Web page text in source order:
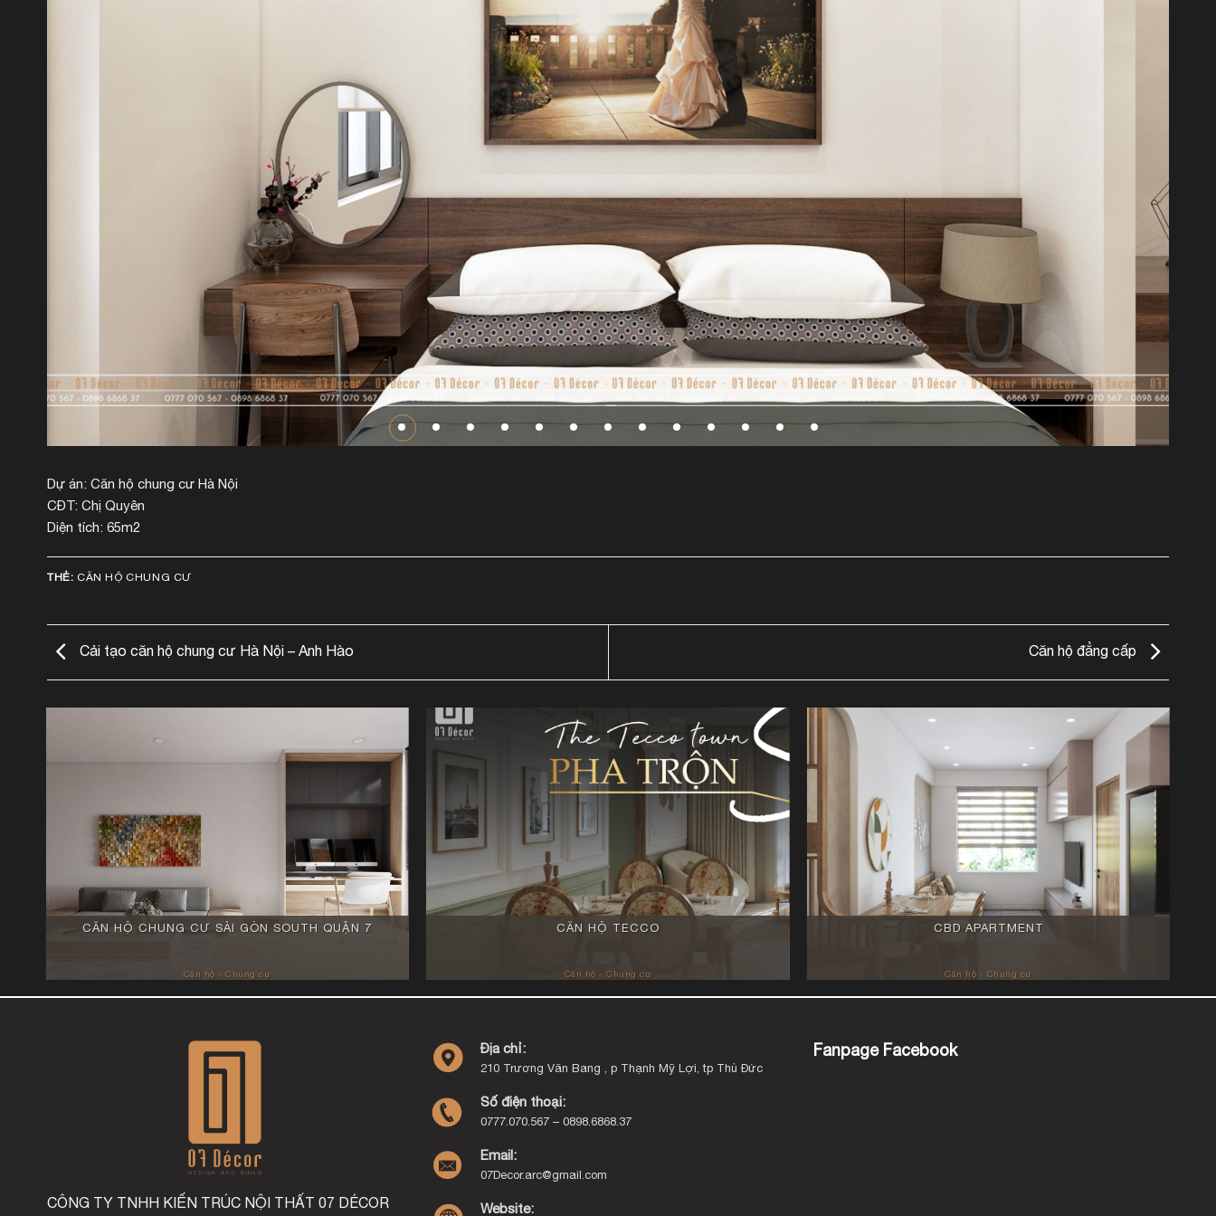
Dự án: Căn hộ chung cư Hà Nội
CĐT: Chị Quyên
Diện tích: 65m2
THẺ: CĂN HỘ CHUNG CƯ
Cải tạo căn hộ chung cư Hà Nội – Anh Hào Căn hộ đẳng cấp
CĂN HỘ CHUNG CƯ SÀI GÒN SOUTH QUẬN 7
Căn hộ - Chung cư
CĂN HỘ TECCO
Căn hộ - Chung cư
CBD APARTMENT
Căn hộ - Chung cư
CÔNG TY TNHH KIẾN TRÚC NỘI THẤT 07 DÉCOR
Địa chỉ:
210 Trương Văn Bang , p Thạnh Mỹ Lợi, tp Thủ Đức
Số điện thoại:
0777.070.567 – 0898.6868.37
Email:
07Decor.arc@gmail.com
Website:
Fanpage Facebook